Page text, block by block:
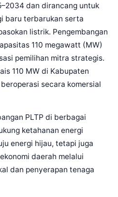
dan dirancang untuk
baru terbarukan serta
listrik. Pengembangan
110 megawatt (MW)
pemilihan mitra strategis.
110 MW di Kabupaten
secara komersial
PLTP di berbagai
ketahanan energi
energi hijau, tetapi juga
daerah melalui
dan penyerapan tenaga